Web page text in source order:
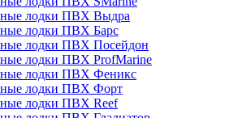
лодки ПВХ Выдра
лодки ПВХ Барс
лодки ПВХ Посейдон
лодки ПВХ ProfMarine
лодки ПВХ Феникс
лодки ПВХ Форт
лодки ПВХ Reef